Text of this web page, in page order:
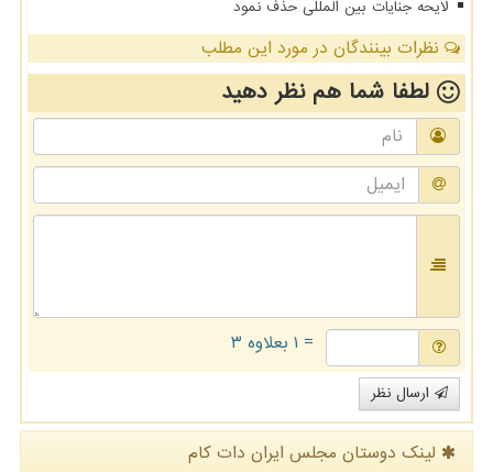
لایحه جنایات بین المللی حذف نمود
نظرات بینندگان در مورد این مطلب
لطفا شما همنظر دهید
= ۱ بعلاوه ۳
ارسال نظر
لینک دوستان مجلس ایران دات كام